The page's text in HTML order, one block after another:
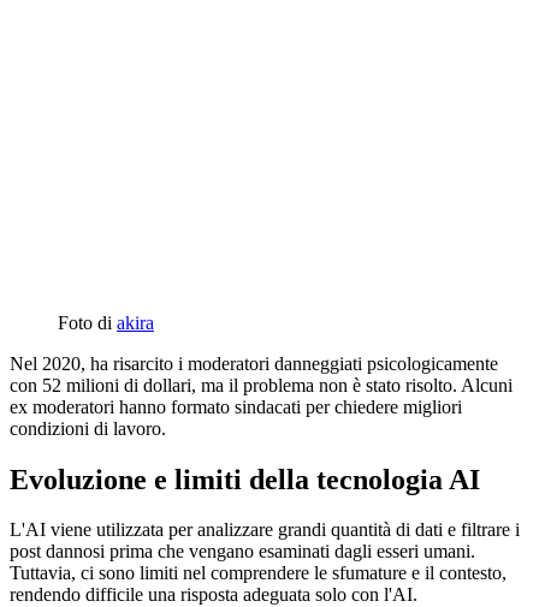
Foto di akira
Nel 2020, ha risarcito i moderatori danneggiati psicologicamente
con 52 milioni di dollari, ma il problema non è stato risolto. Alcuni
ex moderatori hanno formato sindacati per chiedere migliori
condizioni di lavoro.
Evoluzione e limiti della tecnologia AI
L'AI viene utilizzata per analizzare grandi quantità di dati e filtrare i
post dannosi prima che vengano esaminati dagli esseri umani.
Tuttavia, ci sono limiti nel comprendere le sfumature e il contesto,
rendendo difficile una risposta adeguata solo con l'AI.